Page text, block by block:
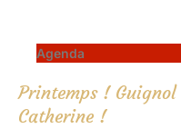
Agenda
Printemps !
Catherine !